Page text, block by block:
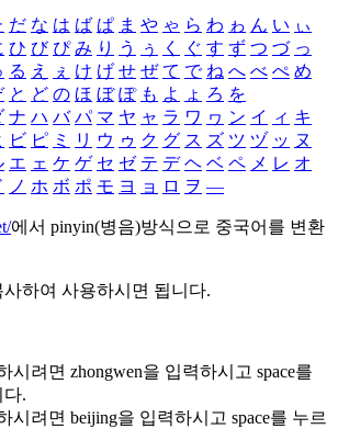
だ な は ば ぱ ま や ゃ ら わ ゎ ん い ぃ
ひ び ぴ み り う ぅ く ぐ す ず つ づ っ
る え ぇ け げ せ ぜ て で ね へ べ ぺ め
と ど の ほ ぼ ぽ も よ ょ ろ を
ナ ハ バ パ マ ヤ ャ ラ ワ ヮ ン イ ィ キ
ビ ピ ミ リ ウ ゥ ク グ ス ズ ツ ヅ ッ ヌ
エ ェ ケ ゲ セ ゼ テ デ ヘ ベ ペ メ レ オ
ノ ホ ボ ポ モ ヨ ョ ロ ヲ ―
에서 pinyin(병음)방식으로 중국어를 변환
하여 사용하시면 됩니다.
시려면 zhongwen을 입력하시고 space를
다.
시려면 beijing을 입력하시고 space를 누르